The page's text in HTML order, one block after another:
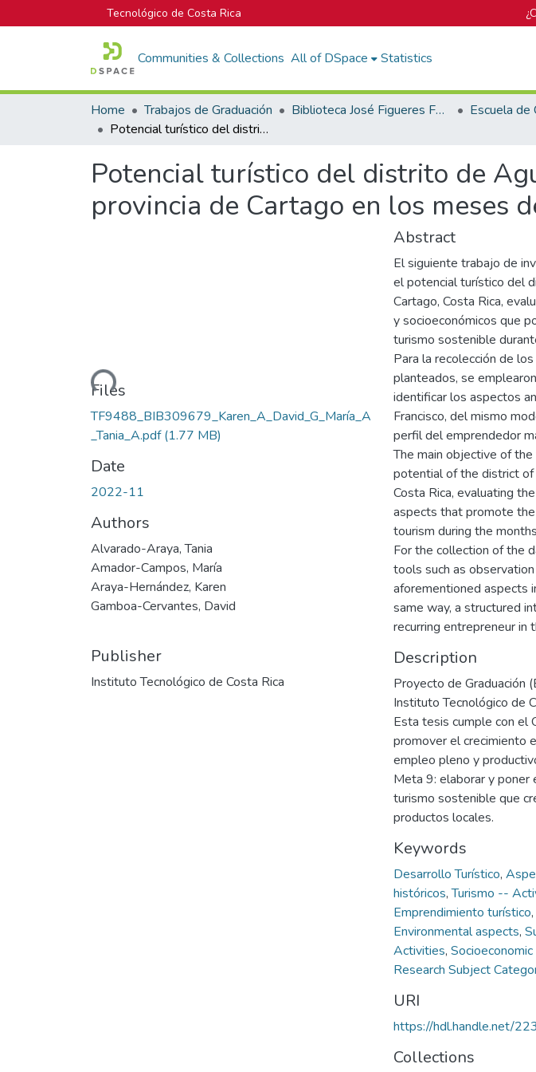
Tecnológico de Costa Rica
Communities & Collections All of DSpace Statistics
Home Trabajos de Graduación Biblioteca José Figueres Ferrer Escuela de
Potencial turístico del distrito de Agua Caliente, San Francisco de la provincia de Cartago en los meses de septiembre a noviembre del 2022
Potencial turístico del distrito de
provincia de Cartago en los meses
Loading...
Files
TF9488_BIB309679_Karen_A_David_G_María_A
_Tania_A.pdf(1.77 MB)
Date
2022-11
Authors
Alvarado-Araya, Tania
Amador-Campos, María
Araya-Hernández, Karen
Gamboa-Cervantes, David
Publisher
Instituto Tecnológico de Costa Rica
Abstract
El siguiente trabajo de
el potencial turístico del
Cartago, Costa Rica,
y socioeconómicos que
turismo sostenible
Para la recolección de
planteados, se
identificar los aspectos
Francisco, del mismo
perfil del emprendedor
The main objective of
potential of the district of
Costa Rica, evaluating
aspects that promote
tourism during the
For the collection of the
tools such as
aforementioned aspects
same way, a structured
recurring entrepreneur
Description
Proyecto de Graduación
Instituto Tecnológico de
Esta tesis cumple con el
promover el crecimiento
empleo pleno y
Meta 9: elaborar y poner
turismo sostenible que
productos locales.
Keywords
Desarrollo Turístico,
históricos,Turismo --
Emprendimiento turístico,
Environmental aspects,
Activities,
Research Subject
URI
https://hdl.handle.net/
Collections